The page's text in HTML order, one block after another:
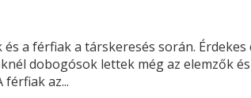
a férfiak a társkeresés során.
dobogósok lettek még az elemzők
az...